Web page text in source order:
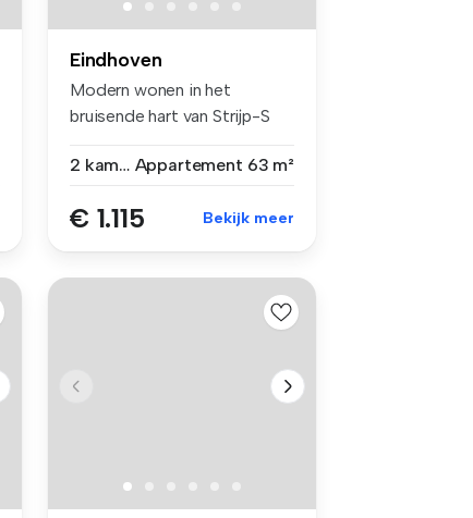
Eindhoven
Modern wonen in het
bruisende hart van Strijp-S
2 kamers Appartement 63 m²
€ 1.115 Bekijk meer